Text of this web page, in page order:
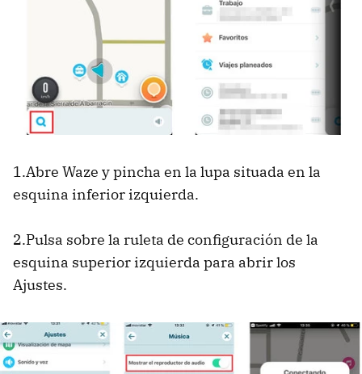
1.Abre Waze y pincha en la lupa situada en la
esquina inferior izquierda.
2.Pulsa sobre la ruleta de configuración de la
esquina superior izquierda para abrir los
Ajustes.